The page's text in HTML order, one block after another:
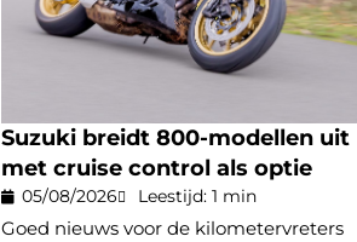
Suzuki breidt 800-modellen uit
met cruise control als optie
05/08/2026 Leestijd: 1 min
Goed nieuws voor de kilometervreters